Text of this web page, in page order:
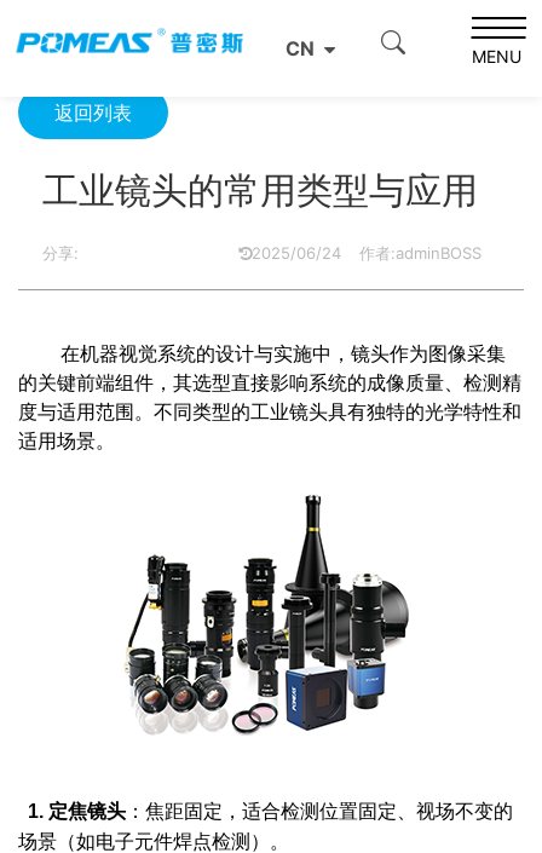
CN MENU
工业镜头的常用类型与应用
返回列表
工业镜头的常用类型与应用
分享: 2025/06/24 作者:adminBOSS
在机器视觉系统的设计与实施中，镜头作为图像采集
的关键前端组件，其选型直接影响系统的成像质量、检测精
度与适用范围。不同类型的工业镜头具有独特的光学特性和
适用场景。
1. 定焦镜头 ：焦距固定，适合检测位置固定、视场不变的
场景（如电子元件焊点检测）。